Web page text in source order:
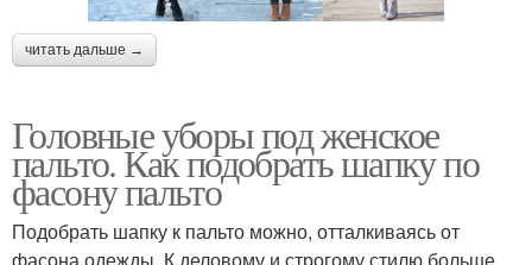
читать дальше →
Головные уборы под женское
пальто. Как подобрать шапку по
фасону пальто
Подобрать шапку к пальто можно, отталкиваясь от